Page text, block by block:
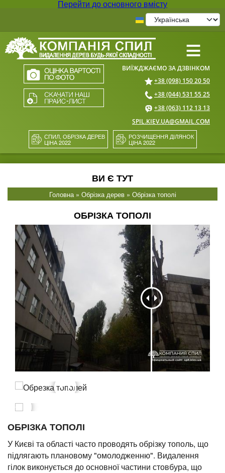
Перейти до основного вмісту
≡
+38 (098) 150 20 50
+38 (044) 531 55 25
+38 (063) 112 13 13
SPIL.KIEV.UA@GMAIL.COM
СПИЛ, ОБРІЗКА ДЕРЕВ
ЦІНА 2022
РОЗЧИЩЕННЯ ДІЛЯНОК
ЦІНА 2022
ВИ Є ТУТ
Головна» Обрізка дерев» Обрізка тополі
ОБРІЗКА ТОПОЛІ
ОБРІЗКА ТОПОЛІ
У Києві та області часто проводять обрізку тополь, що
підлягають плановому "омолодженню". Видалення
гілок виконується до основної частини стовбура, що